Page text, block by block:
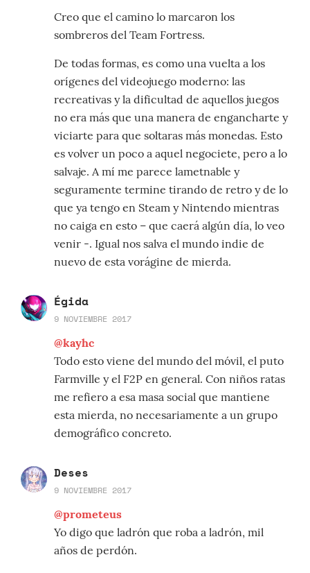
Creo que el camino lo marcaron los
sombreros del Team Fortress.
De todas formas, es como una vuelta a los
orígenes del videojuego moderno: las
recreativas y la dificultad de aquellos juegos
no era más que una manera de engancharte y
viciarte para que soltaras más monedas. Esto
es volver un poco a aquel negociete, pero a lo
salvaje. A mí me parece lametnable y
seguramente termine tirando de retro y de lo
que ya tengo en Steam y Nintendo mientras
no caiga en esto – que caerá algún día, lo veo
venir -. Igual nos salva el mundo indie de
nuevo de esta vorágine de mierda.
Égida
9 NOVIEMBRE 2017
@kayhc
Todo esto viene del mundo del móvil, el puto
Farmville y el F2P en general. Con niños ratas
me refiero a esa masa social que mantiene
esta mierda, no necesariamente a un grupo
demográfico concreto.
Deses
9 NOVIEMBRE 2017
@prometeus
Yo digo que ladrón que roba a ladrón, mil
años de perdón.